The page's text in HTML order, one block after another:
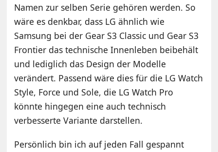
Namen zur selben Serie gehören werden. So
wäre es denkbar, dass LG ähnlich wie
Samsung bei der Gear S3 Classic und Gear S3
Frontier das technische Innenleben beibehält
und lediglich das Design der Modelle
verändert. Passend wäre dies für die LG Watch
Style, Force und Sole, die LG Watch Pro
könnte hingegen eine auch technisch
verbesserte Variante darstellen.
Persönlich bin ich auf jeden Fall gespannt